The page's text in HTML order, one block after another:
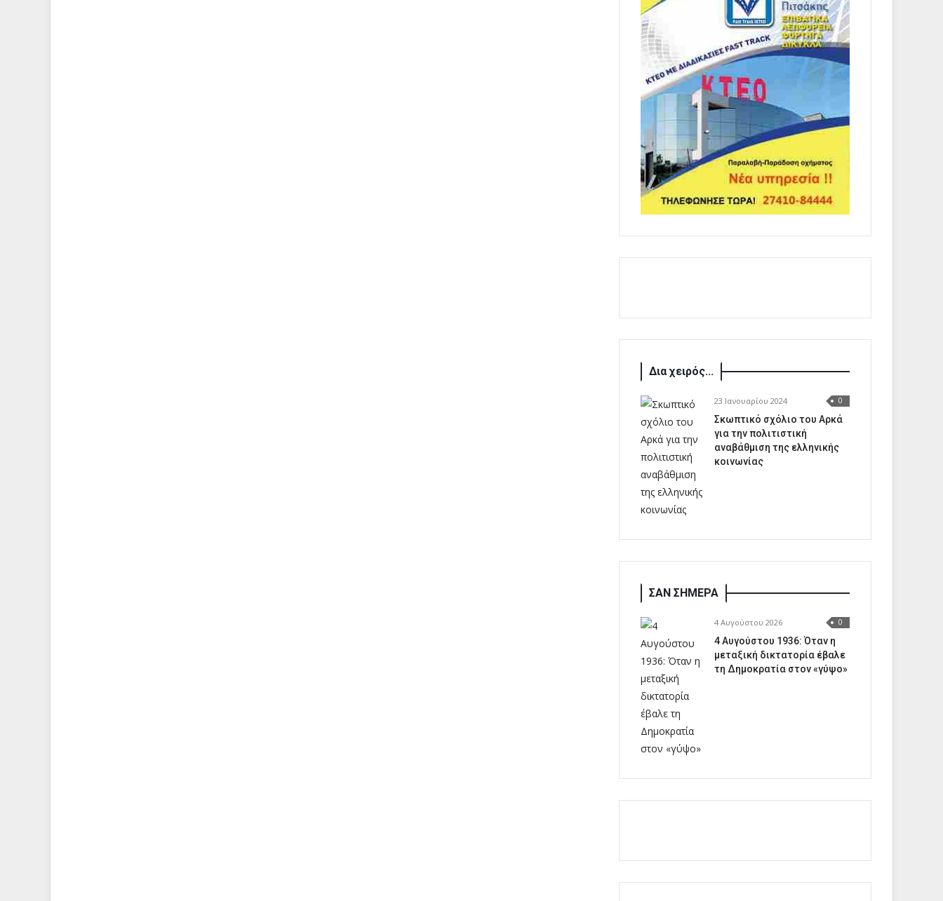
Δια χειρός...
23 Ιανουαρίου 2024 0
Σκωπτικό σχόλιο του Αρκά
για την πολιτιστική
αναβάθμιση της ελληνικής
κοινωνίας
ΣΑΝ ΣΗΜΕΡΑ
4 Αυγούστου 2026 0
4 Αυγούστου 1936: Όταν η
μεταξική δικτατορία έβαλε
τη Δημοκρατία στον «γύψο»